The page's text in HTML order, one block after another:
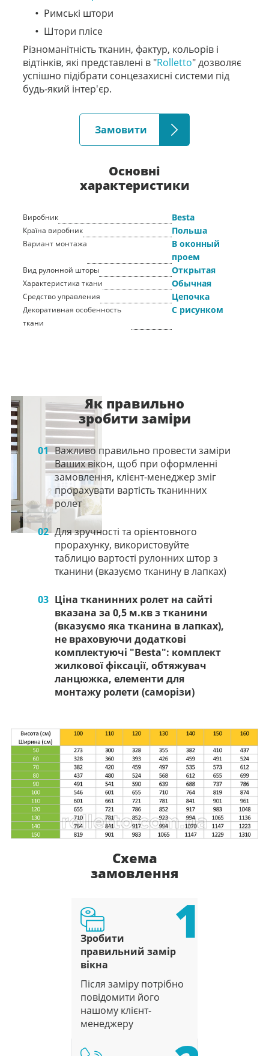
Римські штори
Штори плісе
Різноманітність тканин, фактур, кольорів і
відтінків, які представлені в "Rolletto" дозволяє
успішно підібрати сонцезахисні системи під
будь-який інтер'єр.
Замовити
Основні
характеристики
Виробник Besta
Країна виробник Польша
Вариант монтажа
В оконный
проем
Вид рулонной шторы Открытая
Характеристика ткани Обычная
Средство управления Цепочка
Декоративная особенность
ткани
С рисунком
Як правильно
зробити заміри
01 Важливо правильно провести заміри
Ваших вікон, щоб при оформленні
замовлення, клієнт-менеджер зміг
прорахувати вартість тканинних
ролет
02 Для зручності та орієнтовного
прорахунку, використовуйте
таблицю вартості рулонних штор з
тканини (вказуємо тканину в лапках)
03 Ціна тканинних ролет на сайті
вказана за 0,5 м.кв з тканини
(вказуємо яка тканина в лапках),
не враховуючи додаткові
комплектуючі "Besta": комплект
жилкової фіксації, обтяжувач
ланцюжка, елементи для
монтажу ролети (саморізи)
Схема
замовлення
1
Зробити
правильний замір
вікна
Після заміру потрібно
повідомити його
нашому клієнт-
менеджеру